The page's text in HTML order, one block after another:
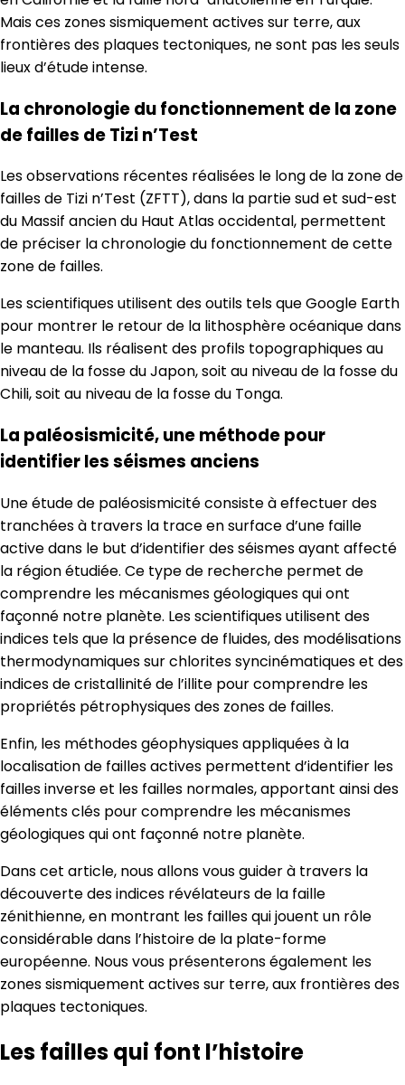
Mais ces zones sismiquement actives sur terre, aux
frontières des plaques tectoniques, ne sont pas les seuls
lieux d’étude intense.
La chronologie du fonctionnement de la zone
de failles de Tizi n’Test
Les observations récentes réalisées le long de la zone de
failles de Tizi n’Test (ZFTT), dans la partie sud et sud-est
du Massif ancien du Haut Atlas occidental, permettent
de préciser la chronologie du fonctionnement de cette
zone de failles.
Les scientifiques utilisent des outils tels que Google Earth
pour montrer le retour de la lithosphère océanique dans
le manteau. Ils réalisent des profils topographiques au
niveau de la fosse du Japon, soit au niveau de la fosse du
Chili, soit au niveau de la fosse du Tonga.
La paléosismicité, une méthode pour
identifier les séismes anciens
Une étude de paléosismicité consiste à effectuer des
tranchées à travers la trace en surface d’une faille
active dans le but d’identifier des séismes ayant affecté
la région étudiée. Ce type de recherche permet de
comprendre les mécanismes géologiques qui ont
façonné notre planète. Les scientifiques utilisent des
indices tels que la présence de fluides, des modélisations
thermodynamiques sur chlorites syncinématiques et des
indices de cristallinité de l’illite pour comprendre les
propriétés pétrophysiques des zones de failles.
Enfin, les méthodes géophysiques appliquées à la
localisation de failles actives permettent d’identifier les
failles inverse et les failles normales, apportant ainsi des
éléments clés pour comprendre les mécanismes
géologiques qui ont façonné notre planète.
Dans cet article, nous allons vous guider à travers la
découverte des indices révélateurs de la faille
zénithienne, en montrant les failles qui jouent un rôle
considérable dans l’histoire de la plate-forme
européenne. Nous vous présenterons également les
zones sismiquement actives sur terre, aux frontières des
plaques tectoniques.
Les failles qui font l’histoire